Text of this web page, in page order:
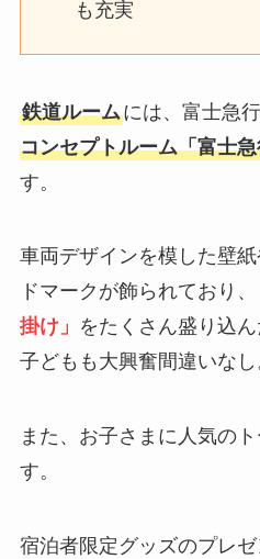
も充実
鉄道ルームには、富士急
コンセプトルーム「富士
す。
車両デザインを模した壁
ドマークが飾られており、
掛け」 をたくさん盛り込
子どもも大興奮間違いなし
また、お子さまに人気の
す。
宿泊者限定グッズのプレ